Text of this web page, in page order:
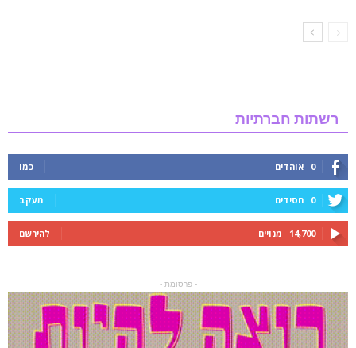
רשתות חברתיות
0 אוהדים כמו
0 חסידים מעקב
14,700 מנויים להירשם
- פרסומת -